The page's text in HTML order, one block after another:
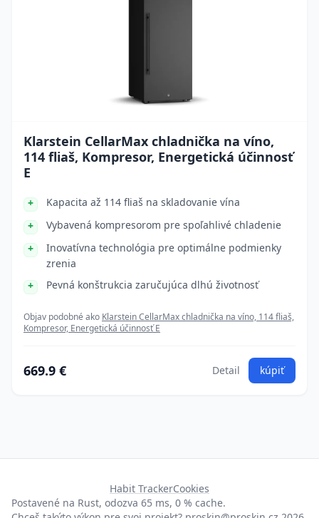
Klarstein CellarMax chladnička na víno,
114 fliaš, Kompresor, Energetická účinnosť
E
Kapacita až 114 fliaš na skladovanie vína
Vybavená kompresorom pre spoľahlivé chladenie
Inovatívna technológia pre optimálne podmienky
zrenia
Pevná konštrukcia zaručujúca dlhú životnosť
Objav podobné ako Klarstein CellarMax chladnička na víno, 114 fliaš,
Kompresor, Energetická účinnosť E
669.9 € Detail kúpiť
Habit TrackerCookies
Postavené na Rust, odozva 65 ms, 0 % cache.